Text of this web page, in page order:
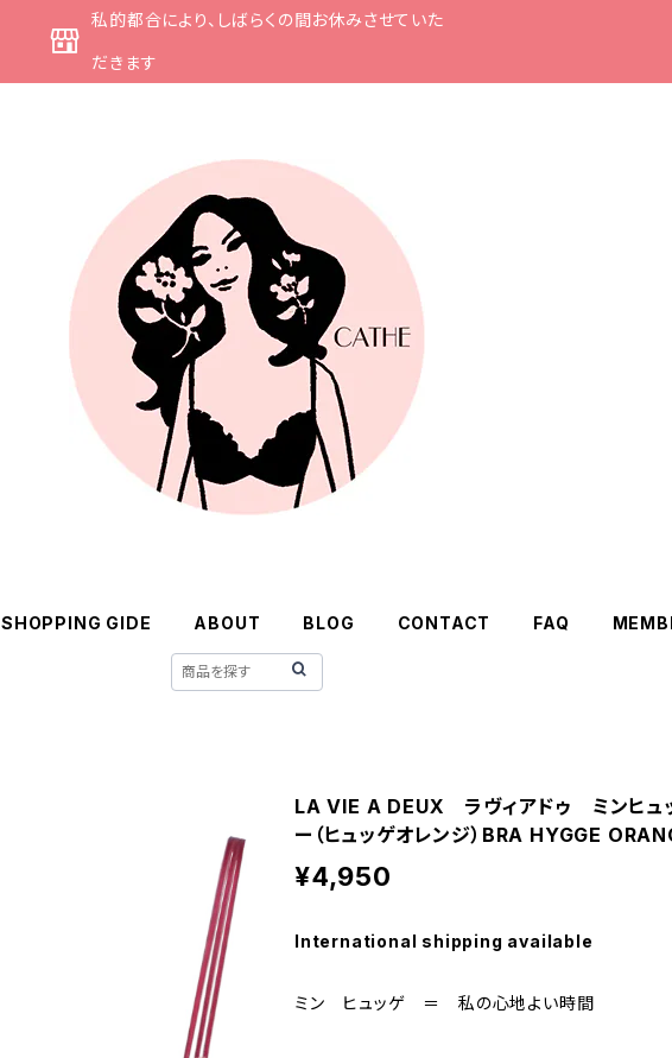
私的都合により、しばらくの間お休みさせていた
だきます
SHOPPING GIDE ABOUT BLOG CONTACT FAQ
LA VIE A DEUX ラヴィアドゥ ミンヒュ
ー（ヒュッゲオレンジ）BRA HYGGE
¥4,950
International shipping available
ミン ヒュッゲ ＝ 私の心地よい時間